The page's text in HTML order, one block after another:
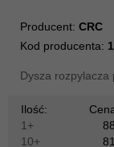
Producent: CRC
Kod producenta:
Dysza rozpylacza
Ilość:
1+
10+